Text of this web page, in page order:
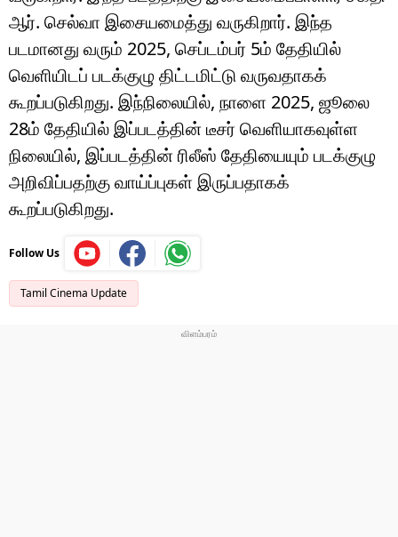
ஆர். செல்வா இசையமைத்து வருகிறார். இந்த
படமானது வரும் 2025, செப்டம்பர் 5ம் தேதியில்
வெளியிடப் படக்குழு திட்டமிட்டு வருவதாகக்
கூறப்படுகிறது. இந்நிலையில், நாளை 2025, ஜூலை
28ம் தேதியில் இப்படத்தின் டீசர் வெளியாகவுள்ள
நிலையில், இப்படத்தின் ரிலீஸ் தேதியையும் படக்குழு
அறிவிப்பதற்கு வாய்ப்புகள் இருப்பதாகக்
கூறப்படுகிறது.
Follow Us
Tamil Cinema Update